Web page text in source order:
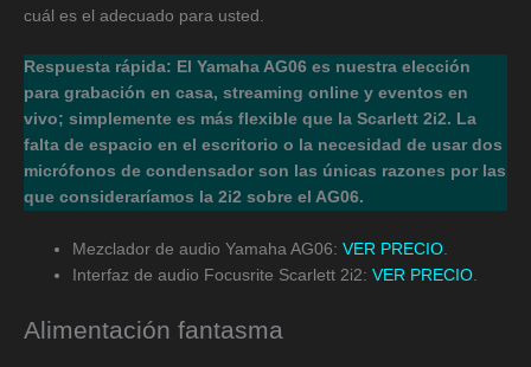
cuál es el adecuado para usted.
Respuesta rápida: El Yamaha AG06 es nuestra elección
para grabación en casa, streaming online y eventos en
vivo; simplemente es más flexible que la Scarlett 2i2. La
falta de espacio en el escritorio o la necesidad de usar dos
micrófonos de condensador son las únicas razones por las
que consideraríamos la 2i2 sobre el AG06.
Mezclador de audio Yamaha AG06:VER PRECIO.
Interfaz de audio Focusrite Scarlett 2i2:VER PRECIO.
Alimentación fantasma